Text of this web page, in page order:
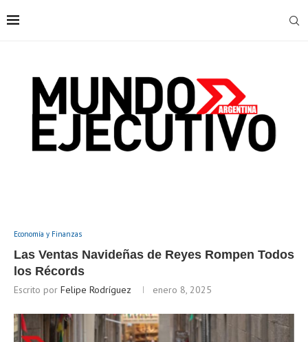
Economía y Finanzas
Las Ventas Navideñas de Reyes Rompen Todos
los Récords
Escrito por Felipe Rodríguez enero 8, 2025